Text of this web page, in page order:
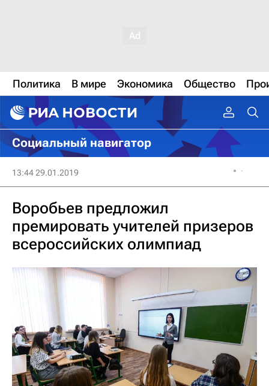
Политика В мире Экономика Общество
Социальный навигатор
13:44 29.01.2019
Воробьев предложил
премировать учителей призеров
всероссийских олимпиад